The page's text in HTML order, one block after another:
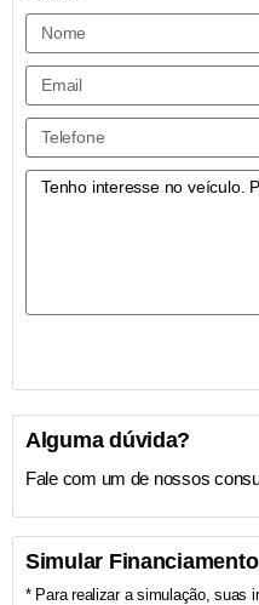
Simular Financiamento
* Para realizar a simulação, suas
Alguma dúvida?
Fale com um de nossos